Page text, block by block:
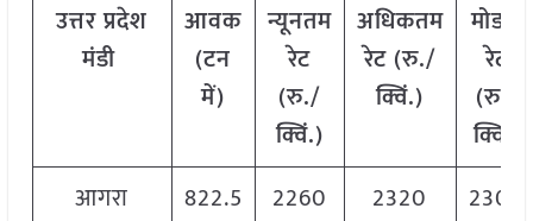
उत्तरप्रदेश
मंडी
आवक
(टन
में)
न्यूनतम
रेट
(रु./
क्विं.)
अधिकतम
रेट (रु./
क्विं.)
मोडल
रेट
(रु./
क्विं.)
आगरा
822.5 2260 2320
2300